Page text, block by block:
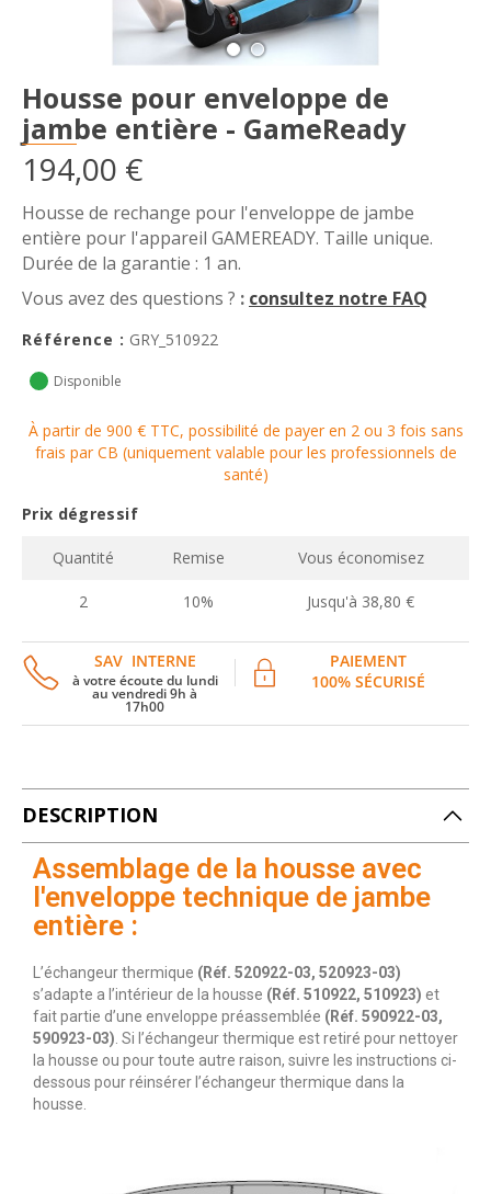
Housse pour enveloppe de
jambe entière - GameReady
194,00 €
Housse de rechange pour l'enveloppe de jambe
entière pour l'appareil GAMEREADY. Taille unique.
Durée de la garantie : 1 an.
Vous avez des questions ? : consultez notre FAQ
Référence : GRY_510922
Disponible
À partir de 900 € TTC, possibilité de payer en 2 ou 3 fois sans
frais par CB (uniquement valable pour les professionnels de
santé)
Prix dégressif
Quantité Remise Vous économisez
2 10% Jusqu'à 38,80 €
SAV INTERNE
à votre écoute du lundi
au vendredi 9h à
17h00
PAIEMENT
100% SÉCURISÉ
DESCRIPTION
Assemblage de la housse avec
l'enveloppe technique de jambe
entière :
L’échangeur thermique (Réf. 520922-03, 520923-03)
s’adapte a l’intérieur de la housse (Réf. 510922, 510923) et
fait partie d’une enveloppe préassemblée (Réf. 590922-03,
590923-03). Si l’échangeur thermique est retiré pour nettoyer
la housse ou pour toute autre raison, suivre les instructions ci-
dessous pour réinsérer l’échangeur thermique dans la
housse.